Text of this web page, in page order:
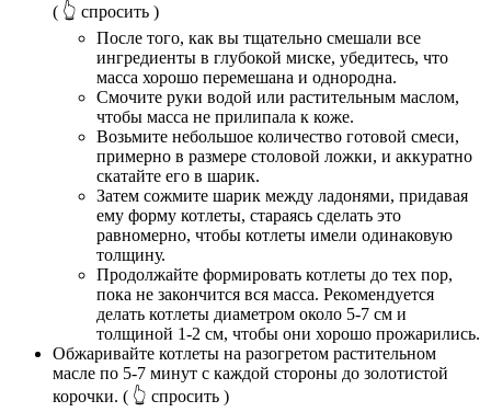
( 👆 спросить )
После того, как вы тщательно смешали все
ингредиенты в глубокой миске, убедитесь, что
масса хорошо перемешана и однородна.
Смочите руки водой или растительным маслом,
чтобы масса не прилипала к коже.
Возьмите небольшое количество готовой смеси,
примерно в размере столовой ложки, и аккуратно
скатайте его в шарик.
Затем сожмите шарик между ладонями, придавая
ему форму котлеты, стараясь сделать это
равномерно, чтобы котлеты имели одинаковую
толщину.
Продолжайте формировать котлеты до тех пор,
пока не закончится вся масса. Рекомендуется
делать котлеты диаметром около 5-7 см и
толщиной 1-2 см, чтобы они хорошо прожарились.
Обжаривайте котлеты на разогретом растительном
масле по 5-7 минут с каждой стороны до золотистой
корочки. ( 👆 спросить )